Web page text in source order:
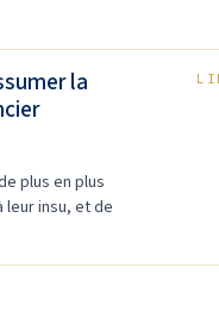
la
plus en plus
insu, et de